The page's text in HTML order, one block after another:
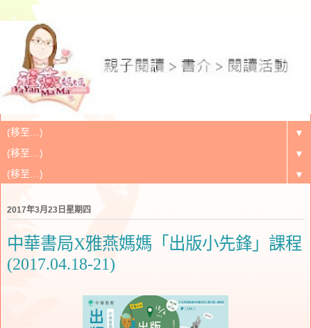
▼
▼
▼
2017年3月23日星期四
中華書局X雅燕媽媽「出版小先鋒」課程
(2017.04.18-21)